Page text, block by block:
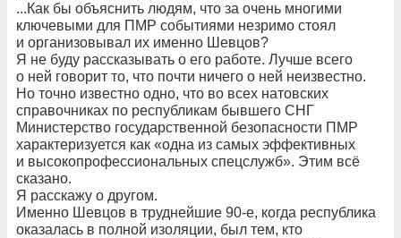
...Как бы объяснить людям, что за очень многими
ключевыми для ПМР событиями незримо стоял
и организовывал их именно Шевцов?
Я не буду рассказывать о его работе. Лучше всего
о ней говорит то, что почти ничего о ней неизвестно.
Но точно известно одно, что во всех натовских
справочниках по республикам бывшего СНГ
Министерство государственной безопасности ПМР
характеризуется как «одна из самых эффективных
и высокопрофессиональных спецслужб». Этим всё
сказано.
Я расскажу о другом.
Именно Шевцов в труднейшие 90-е, когда республика
оказалась в полной изоляции, был тем, кто